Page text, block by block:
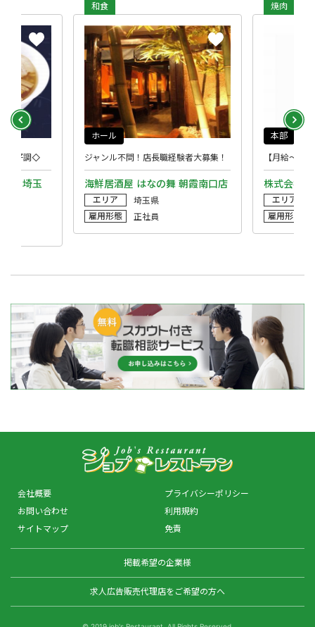
》 埼玉
績好調◇
海鮮居酒屋 はなの舞 朝霞南口店
ジャンル不問！店長職経験者大募集！
和食
ホール
エリア
埼玉県
雇用形態
正社員
株式会社
【月給～50
焼肉
本部
エリア
雇用形態
会社概要
お問い合わせ
サイトマップ
プライバシーポリシー
利用規約
免責
掲載希望の企業様
求人広告販売代理店をご希望の方へ